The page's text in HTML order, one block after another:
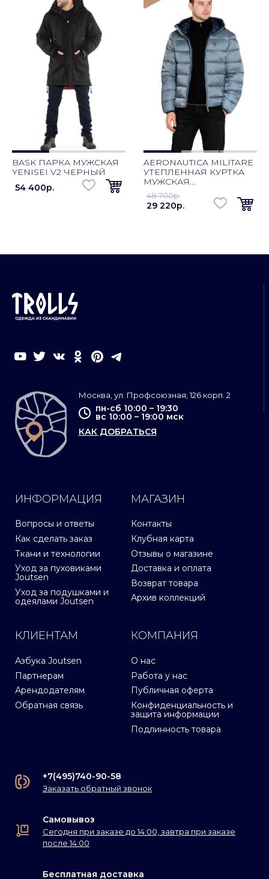
BASK ПАРКА МУЖСКАЯ
YENISEI V2 ЧЕРНЫЙ
54 400p.
AERONAUTICA MILITARE
УТЕПЛЕННАЯ КУРТКА
МУЖСКАЯ...
48 700p.
29 220p.
ИНФОРМАЦИЯ
Вопросы и ответы
Как сделать заказ
Ткани и технологии
Уход за пуховиками
Joutsen
Уход за подушками и
одеялами Joutsen
МАГАЗИН
Контакты
Клубная карта
Отзывы о магазине
Доставка и оплата
Возврат товара
Архив коллекций
КЛИЕНТАМ
Азбука Joutsen
Партнерам
Арендодателям
Обратная связь
КОМПАНИЯ
О нас
Работа у нас
Публичная оферта
Конфиденциальность и
защита информации
Подлинность товара
Москва, ул. Профсоюзная, 126 корп. 2
пн-сб 10:00 – 19:30
вс 10:00 – 19:00 мск
КАК ДОБРАТЬСЯ
+7(495)740-90-58
Заказать обратный звонок
Самовывоз
Сегодня при заказе до 14:00, завтра при заказе
после 14:00
Бесплатная доставка